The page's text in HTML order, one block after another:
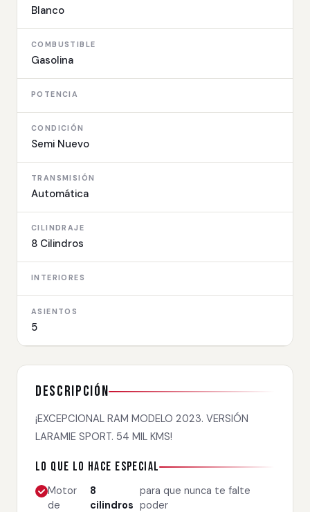
Blanco
COMBUSTIBLE
Gasolina
POTENCIA
CONDICIÓN
Semi Nuevo
TRANSMISIÓN
Automática
CILINDRAJE
8 Cilindros
INTERIORES
ASIENTOS
5
Descripción
¡EXCEPCIONAL RAM MODELO 2023. VERSIÓN
LARAMIE SPORT. 54 MIL KMS!
Lo que lo hace especial
Motor
de
8
cilindros
para que nunca te falte
poder